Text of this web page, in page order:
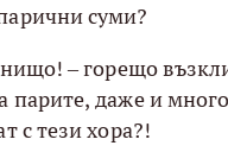
суми?
– горещо
даже и
с тези хора?!